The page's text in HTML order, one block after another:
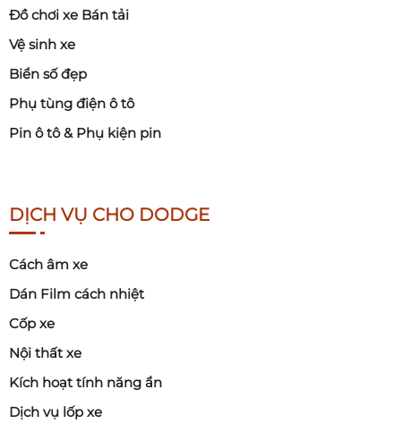
Đồ chơi xe Bán tải
Vệ sinh xe
Biển số đẹp
Phụ tùng điện ô tô
Pin ô tô & Phụ kiện pin
DỊCH VỤ CHO DODGE
Cách âm xe
Dán Film cách nhiệt
Cốp xe
Nội thất xe
Kích hoạt tính năng ẩn
Dịch vụ lốp xe